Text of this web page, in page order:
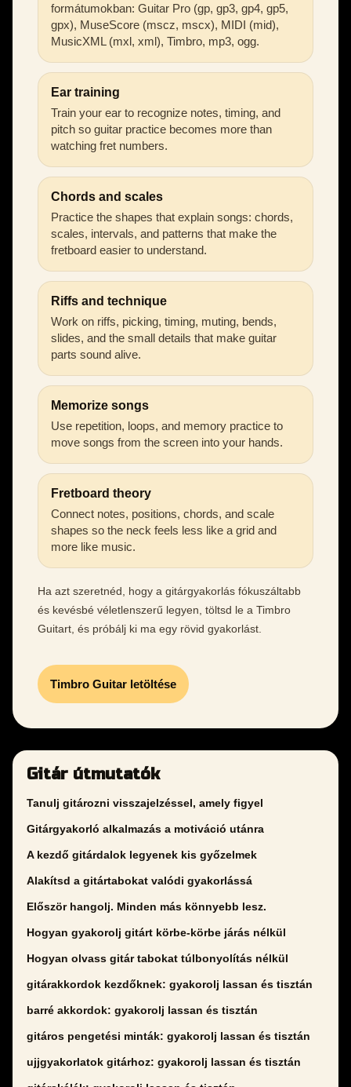
formátumokban: Guitar Pro (gp, gp3, gp4, gp5,
gpx), MuseScore (mscz, mscx), MIDI (mid),
MusicXML (mxl, xml), Timbro, mp3, ogg.
Ear training
Train your ear to recognize notes, timing, and
pitch so guitar practice becomes more than
watching fret numbers.
Chords and scales
Practice the shapes that explain songs: chords,
scales, intervals, and patterns that make the
fretboard easier to understand.
Riffs and technique
Work on riffs, picking, timing, muting, bends,
slides, and the small details that make guitar
parts sound alive.
Memorize songs
Use repetition, loops, and memory practice to
move songs from the screen into your hands.
Fretboard theory
Connect notes, positions, chords, and scale
shapes so the neck feels less like a grid and
more like music.
Ha azt szeretnéd, hogy a gitárgyakorlás fókuszáltabb
és kevésbé véletlenszerű legyen, töltsd le a Timbro
Guitart, és próbálj ki ma egy rövid gyakorlást.
Timbro Guitar letöltése
Gitár útmutatók
Tanulj gitározni visszajelzéssel, amely figyel
Gitárgyakorló alkalmazás a motiváció utánra
A kezdő gitárdalok legyenek kis győzelmek
Alakítsd a gitártabokat valódi gyakorlássá
Először hangolj. Minden más könnyebb lesz.
Hogyan gyakorolj gitárt körbe-körbe járás nélkül
Hogyan olvass gitár tabokat túlbonyolítás nélkül
gitárakkordok kezdőknek: gyakorolj lassan és tisztán
barré akkordok: gyakorolj lassan és tisztán
gitáros pengetési minták: gyakorolj lassan és tisztán
ujjgyakorlatok gitárhoz: gyakorolj lassan és tisztán